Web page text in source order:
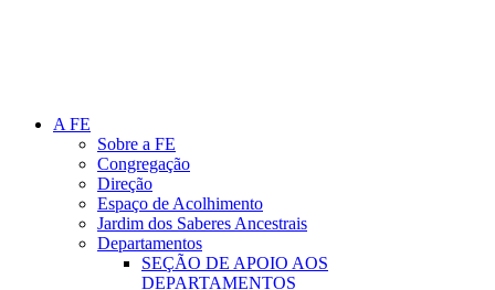
A FE
Sobre a FE
Congregação
Direção
Espaço de Acolhimento
Jardim dos Saberes Ancestrais
Departamentos
SEÇÃO DE APOIO AOS
DEPARTAMENTOS